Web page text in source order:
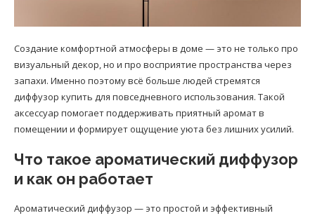
Создание комфортной атмосферы в доме — это не только про
визуальный декор, но и про восприятие пространства через
запахи. Именно поэтому всё больше людей стремятся
диффузор купить для повседневного использования. Такой
аксессуар помогает поддерживать приятный аромат в
помещении и формирует ощущение уюта без лишних усилий.
Что такое ароматический диффузор
и как он работает
Ароматический диффузор — это простой и эффективный